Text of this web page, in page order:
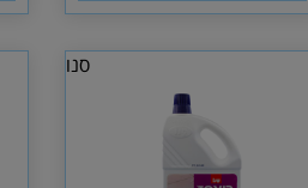
סנו